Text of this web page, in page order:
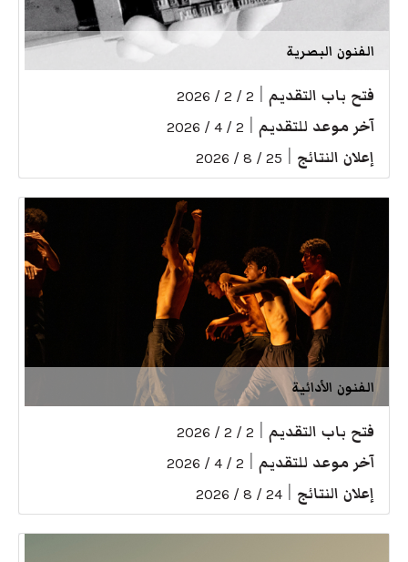
الفنون البصرية
فتح باب التقديم 2 / 2 / 2026
آخر موعد للتقديم 2 / 4 / 2026
إعلان النتائج 25 / 8 / 2026
الفنون الأدائية
فتح باب التقديم 2 / 2 / 2026
آخر موعد للتقديم 2 / 4 / 2026
إعلان النتائج 24 / 8 / 2026